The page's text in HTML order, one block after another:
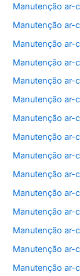
Manutenção ar-
Manutenção ar-
Manutenção ar-
Manutenção ar-
Manutenção ar-
Manutenção ar-
Manutenção ar-
Manutenção ar-
Manutenção ar-
Manutenção ar-
Manutenção ar-
Manutenção ar-
Manutenção ar-
Manutenção ar-
Manutenção ar-